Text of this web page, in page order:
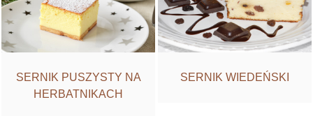
SERNIK PUSZYSTY NA
HERBATNIKACH
SERNIK WIEDEŃSKI